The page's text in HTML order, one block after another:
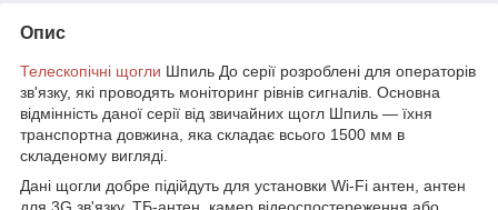
Опис
Телескопічні щогли Шпиль До серії розроблені для операторів
зв'язку, які проводять моніторинг рівнів сигналів. Основна
відмінність даної серії від звичайних щогл Шпиль ― їхня
транспортна довжина, яка складає всього 1500 мм в
складеному вигляді.
Дані щогли добре підійдуть для установки Wi-Fi антен, антен
для 3G зв'язку, ТБ-антен, камер відеоспостереження або